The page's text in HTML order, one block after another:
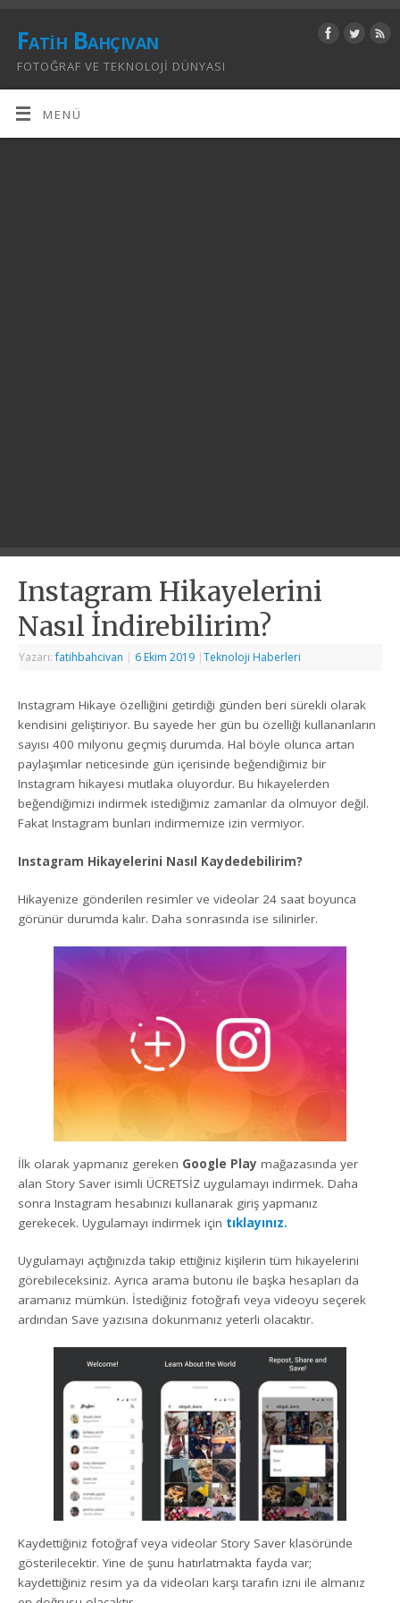
Fatih Bahçıvan
FOTOĞRAF VE TEKNOLOJI DÜNYASI
MENÜ
Instagram Hikayelerini
Nasıl İndirebilirim?
Yazarı:fatihbahcivan | 6 Ekim 2019 |Teknoloji Haberleri
Instagram Hikaye özelliğini getirdiği günden beri sürekli olarak
kendisini geliştiriyor. Bu sayede her gün bu özelliği kullananların
sayısı 400 milyonu geçmiş durumda. Hal böyle olunca artan
paylaşımlar neticesinde gün içerisinde beğendiğimiz bir
Instagram hikayesi mutlaka oluyordur. Bu hikayelerden
beğendiğimizi indirmek istediğimiz zamanlar da olmuyor değil.
Fakat Instagram bunları indirmemize izin vermiyor.
Instagram Hikayelerini Nasıl Kaydedebilirim?
Hikayenize gönderilen resimler ve videolar 24 saat boyunca
görünür durumda kalır. Daha sonrasında ise silinirler.
İlk olarak yapmanız gereken Google Play mağazasında yer
alan Story Saver isimli ÜCRETSİZ uygulamayı indirmek. Daha
sonra Instagram hesabınızı kullanarak giriş yapmanız
gerekecek. Uygulamayı indirmek için tıklayınız.
Uygulamayı açtığınızda takip ettiğiniz kişilerin tüm hikayelerini
görebileceksiniz. Ayrıca arama butonu ile başka hesapları da
aramanız mümkün. İstediğiniz fotoğrafı veya videoyu seçerek
ardından Save yazısına dokunmanız yeterli olacaktır.
Kaydettiğiniz fotoğraf veya videolar Story Saver klasöründe
gösterilecektir. Yine de şunu hatırlatmakta fayda var;
kaydettiğiniz resim ya da videoları karşı tarafın izni ile almanız